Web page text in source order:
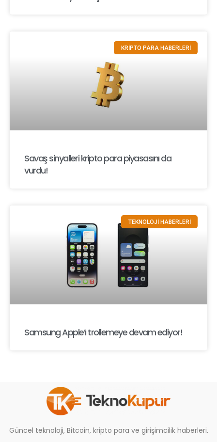
KRİPTO PARA HABERLERİ
Savaş sinyalleri kripto para piyasasını da
vurdu!
TEKNOLOJİ HABERLERİ
Samsung Apple’ı trollemeye devam ediyor!
Güncel teknoloji, Bitcoin, kripto para ve girişimcilik haberleri.